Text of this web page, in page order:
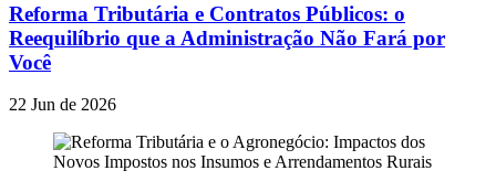
Reforma Tributária e Contratos Públicos: o
Reequilíbrio que a Administração Não Fará por
Você
22 Jun de 2026